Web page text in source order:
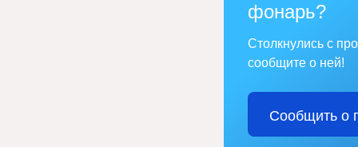
фонарь?
Столкнулись с
сообщите о ней!
Сообщить о